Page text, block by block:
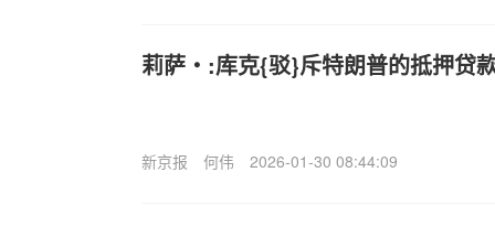
莉萨・:库克{驳}斥特朗普的抵押贷
新京报 何伟 2026-01-30 08:44:09